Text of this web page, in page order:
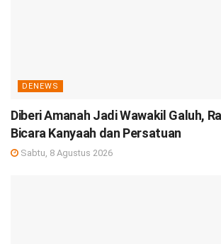
DENEWS
Diberi Amanah Jadi Wawakil Galuh,
Bicara Kanyaah dan Persatuan
Sabtu, 8 Agustus 2026